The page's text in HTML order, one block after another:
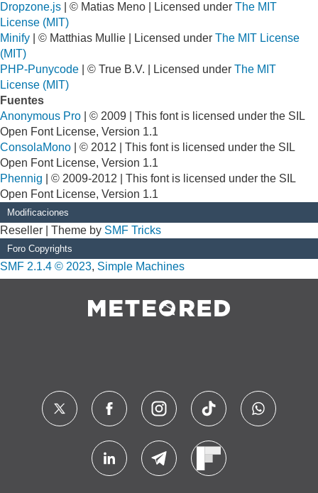
Dropzone.js | © Matias Meno | Licensed under The MIT
License (MIT)
Minify | © Matthias Mullie | Licensed under The MIT License
(MIT)
PHP-Punycode | © True B.V. | Licensed under The MIT
License (MIT)
Fuentes
Anonymous Pro | © 2009 | This font is licensed under the SIL
Open Font License, Version 1.1
ConsolaMono | © 2012 | This font is licensed under the SIL
Open Font License, Version 1.1
Phennig | © 2009-2012 | This font is licensed under the SIL
Open Font License, Version 1.1
Modificaciones
Reseller | Theme by SMF Tricks
Foro Copyrights
SMF 2.1.4 © 2023, Simple Machines